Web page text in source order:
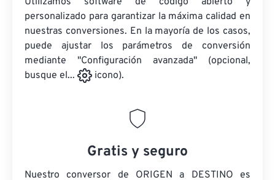
personalizado para garantizar la máxima calidad en
nuestras conversiones. En la mayoría de los casos,
puede ajustar los parámetros de conversión
mediante "Configuración avanzada" (opcional,
busque el...
icono).
Gratis y seguro
Nuestro conversor de ORIGEN a DESTINO es